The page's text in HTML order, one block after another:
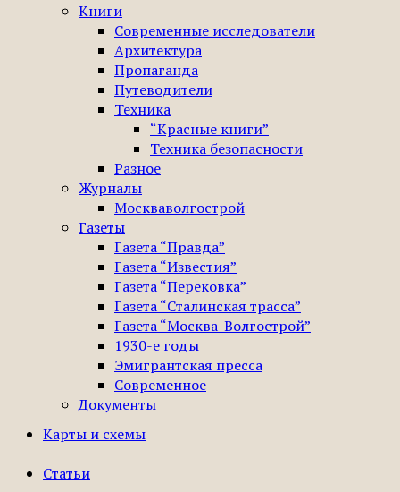
Книги
Современные исследователи
Архитектура
Пропаганда
Путеводители
Техника
“Красные книги”
Техника безопасности
Разное
Журналы
Москваволгострой
Газеты
Газета “Правда”
Газета “Известия”
Газета “Перековка”
Газета “Сталинская трасса”
Газета “Москва-Волгострой”
1930-е годы
Эмигрантская пресса
Современное
Документы
Карты и схемы
Статьи